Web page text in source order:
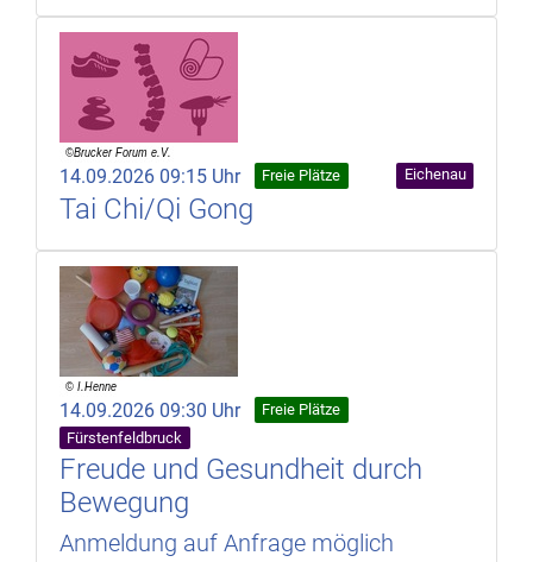
14.09.2026 09:15 Uhr Freie Plätze Eichenau
Tai Chi/Qi Gong
14.09.2026 09:30 Uhr
Freie Plätze
Fürstenfeldbruck
Freude und Gesundheit durch
Bewegung
Anmeldung auf Anfrage möglich